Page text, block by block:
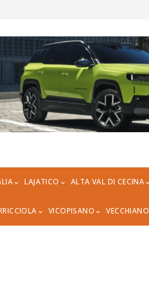
LAJATICO ALTA VAL DI CECINA
VICOPISANO VECCHIANO